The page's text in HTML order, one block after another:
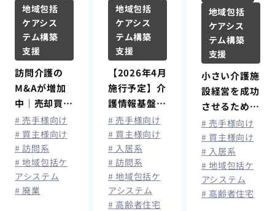
地域包括
ケアシス
テム構築
支援
訪問介護の
M&Aが増加
中｜売却買収
のメリット・
注意点・成功
のポイントを
解説
# 売手様向け
# 買主様向け
# 訪問系
# 地域包括ケ
アシステム
# 廃業
地域包括
ケアシス
テム構築
支援
【2026年4月
施行予定】介
護情報基盤と
は？概要から
最新情報まで
# 売手様向け
# 買主様向け
# 入居系
# 訪問系
# 地域包括ケ
アシステム
# 高齢者住宅
地域包括
ケアシス
テム構築
支援
小さい介護施
設経営を成功
させるための
効率化と運営
改善ポイント
# 売手様向け
# 買主様向け
# 入居系
# 地域包括ケ
アシステム
# 高齢者住宅